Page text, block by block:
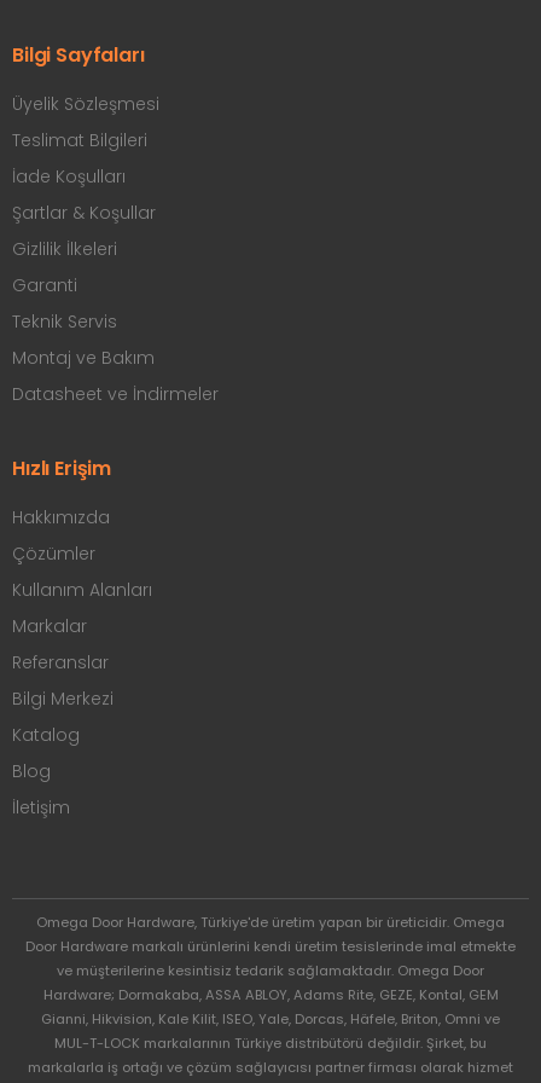
Bilgi Sayfaları
Üyelik Sözleşmesi
Teslimat Bilgileri
İade Koşulları
Şartlar & Koşullar
Gizlilik İlkeleri
Garanti
Teknik Servis
Montaj ve Bakım
Datasheet ve İndirmeler
Hızlı Erişim
Hakkımızda
Çözümler
Kullanım Alanları
Markalar
Referanslar
Bilgi Merkezi
Katalog
Blog
İletişim
Omega Door Hardware, Türkiye'de üretim yapan bir üreticidir. Omega
Door Hardware markalı ürünlerini kendi üretim tesislerinde imal etmekte
ve müşterilerine kesintisiz tedarik sağlamaktadır. Omega Door
Hardware; Dormakaba, ASSA ABLOY, Adams Rite, GEZE, Kontal, GEM
Gianni, Hikvision, Kale Kilit, ISEO, Yale, Dorcas, Häfele, Briton, Omni ve
MUL-T-LOCK markalarının Türkiye distribütörü değildir. Şirket, bu
markalarla iş ortağı ve çözüm sağlayıcısı partner firması olarak hizmet